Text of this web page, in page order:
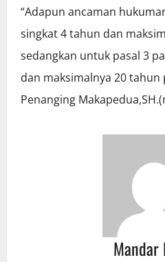
“Adapun ancaman
singkat 4 tahun dan
sedangkan untuk pasal 3
dan maksimalnya 20 tahun
Penanging
Mandar